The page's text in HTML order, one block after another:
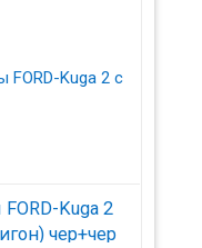
Kuga 2
чер+чер